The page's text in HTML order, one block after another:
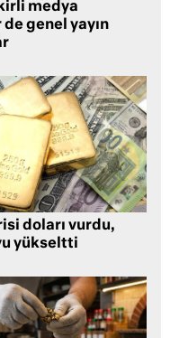
medya
genel yayın
doları vurdu,
yükseltti